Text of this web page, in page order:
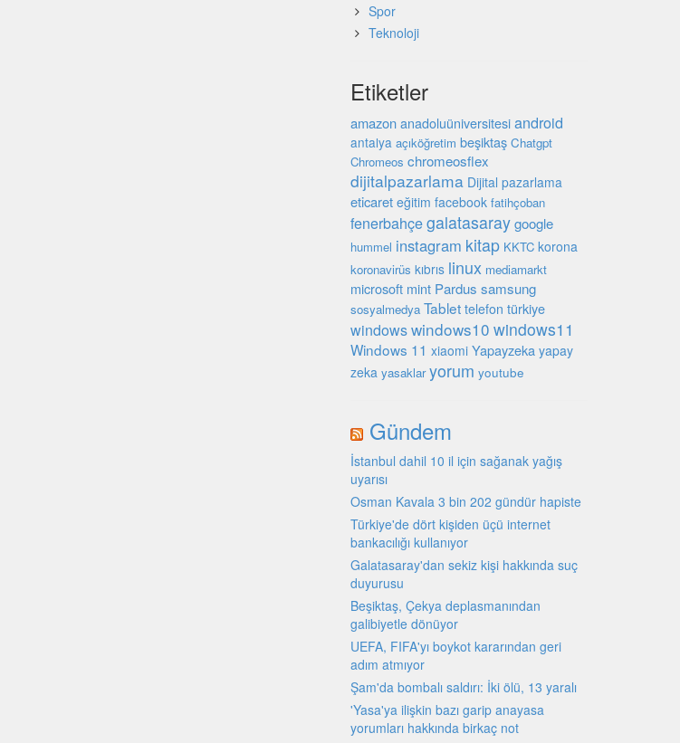
Spor
Teknoloji
Etiketler
amazon anadoluüniversitesi android
antalya açıköğretim beşiktaş Chatgpt
Chromeos chromeosflex
dijitalpazarlama Dijital pazarlama
eticaret eğitim facebook fatihçoban
fenerbahçegalatasaray google
hummel instagram kitap KKTC korona
koronavirüs kıbrıs linux mediamarkt
microsoft mint Pardus samsung
sosyalmedya Tablet telefon türkiye
windowswindows10 windows11
Windows 11 xiaomi Yapayzeka yapay
zeka yasaklar yorum youtube
Gündem
İstanbul dahil 10 il için sağanak yağış
uyarısı
Osman Kavala 3 bin 202 gündür hapiste
Türkiye'de dört kişiden üçü internet
bankacılığı kullanıyor
Galatasaray'dan sekiz kişi hakkında suç
duyurusu
Beşiktaş, Çekya deplasmanından
galibiyetle dönüyor
UEFA, FIFA'yı boykot kararından geri
adım atmıyor
Şam'da bombalı saldırı: İki ölü, 13 yaralı
'Yasa'ya ilişkin bazı garip anayasa
yorumları hakkında birkaç not